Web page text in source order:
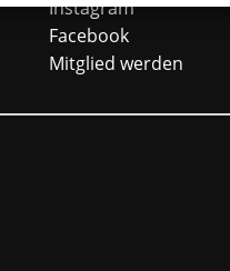
Instagram
Facebook
Mitglied werden